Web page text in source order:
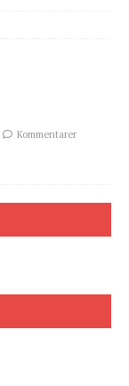
Kommentarer